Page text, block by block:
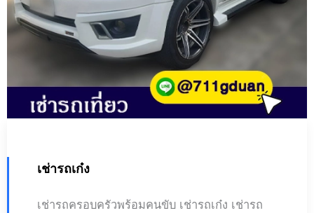
เช่ารถเก๋ง
เช่ารถครอบครัวพร้อมคนขับ เช่ารถเก๋ง เช่ารถ